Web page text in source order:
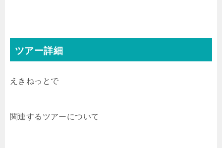
ツアー詳細
えきねっとで
関連するツアーについて